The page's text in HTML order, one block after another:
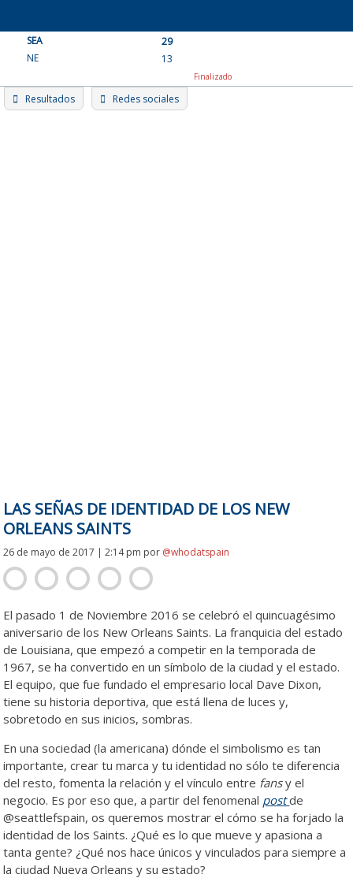
content
SEA
29
NE
13
Finalizado
Resultados Redes sociales
LAS SEÑAS DE IDENTIDAD DE LOS NEW
ORLEANS SAINTS
26 de mayo de 2017 | 2:14 pm por @whodatspain
El pasado 1 de Noviembre 2016 se celebró el quincuagésimo
aniversario de los New Orleans Saints. La franquicia del estado
de Louisiana, que empezó a competir en la temporada de
1967, se ha convertido en un símbolo de la ciudad y el estado.
El equipo, que fue fundado el empresario local Dave Dixon,
tiene su historia deportiva, que está llena de luces y,
sobretodo en sus inicios, sombras.
En una sociedad (la americana) dónde el simbolismo es tan
importante, crear tu marca y tu identidad no sólo te diferencia
del resto, fomenta la relación y el vínculo entre fansy el
negocio. Es por eso que, a partir del fenomenal postde
@seattlefspain, os queremos mostrar el cómo se ha forjado la
identidad de los Saints. ¿Qué es lo que mueve y apasiona a
tanta gente? ¿Qué nos hace únicos y vinculados para siempre a
la ciudad Nueva Orleans y su estado?